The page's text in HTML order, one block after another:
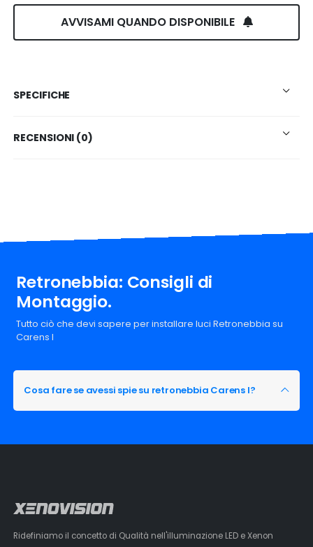
AVVISAMI QUANDO DISPONIBILE
SPECIFICHE
RECENSIONI (0)
Retronebbia: Consigli di
Montaggio.
Tutto ciò che devi sapere per installare luci Retronebbia su
Carens I
Cosa fare se avessi spie su retronebbia Carens I?
Ridefiniamo il concetto di Qualità nell'illuminazione LED e Xenon